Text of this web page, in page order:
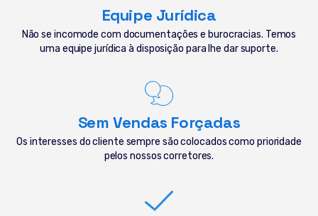
Equipe Jurídica
Não se incomode com documentações e burocracias. Temos
uma equipe jurídica à disposição para lhe dar suporte.
Sem Vendas Forçadas
Os interesses do cliente sempre são colocados como prioridade
pelos nossos corretores.